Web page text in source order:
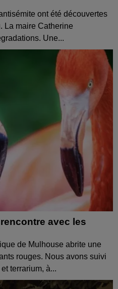
ont été découvertes
La maire Catherine
Une...
avec les
de Mulhouse abrite une
rouges. Nous avons suivi
terrarium, à...